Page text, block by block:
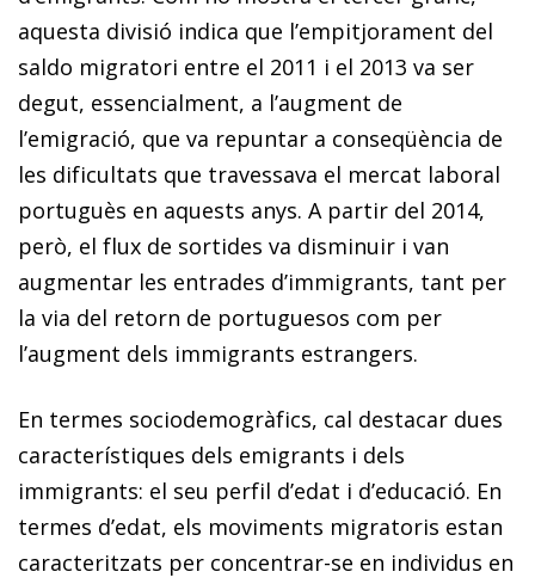
aquesta divisió indica que l’empitjorament del
saldo migratori entre el 2011 i el 2013 va ser
degut, essencialment, a l’augment de
l’emigració, que va repuntar a conseqüència de
les dificultats que travessava el mercat laboral
portuguès en aquests anys. A partir del 2014,
però, el flux de sortides va disminuir i van
augmentar les entrades d’immigrants, tant per
la via del retorn de portuguesos com per
l’augment dels immigrants estrangers.
En termes sociodemogràfics, cal destacar dues
característiques dels emigrants i dels
immigrants: el seu perfil d’edat i d’educació. En
termes d’edat, els moviments migratoris estan
caracteritzats per concentrar-se en individus en